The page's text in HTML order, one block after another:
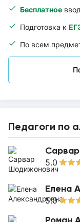
Бесплатное
Подготовка к
По всем
Педагоги по
5.0
Елена
5.0